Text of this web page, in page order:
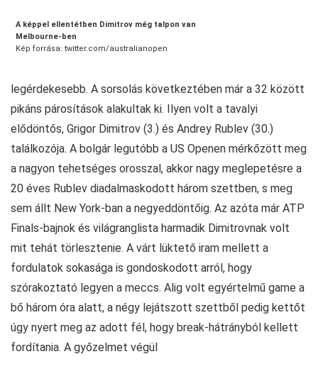
A képpel ellentétben Dimitrov még talpon van
Melbourne-ben
Kép forrása: twitter.com/australianopen
legérdekesebb. A sorsolás következtében már a 32 között
pikáns párosítások alakultak ki. Ilyen volt a tavalyi
elődöntős, Grigor Dimitrov (3.) és Andrey Rublev (30.)
találkozója. A bolgár legutóbb a US Openen mérkőzött meg
a nagyon tehetséges orosszal, akkor nagy meglepetésre a
20 éves Rublev diadalmaskodott három szettben, s meg
sem állt New York-ban a negyeddöntőig. Az azóta már ATP
Finals-bajnok és világranglista harmadik Dimitrovnak volt
mit tehát törlesztenie. A várt lüktető iram mellett a
fordulatok sokasága is gondoskodott arról, hogy
szórakoztató legyen a meccs. Alig volt egyértelmű game a
bő három óra alatt, a négy lejátszott szettből pedig kettőt
úgy nyert meg az adott fél, hogy break-hátrányból kellett
fordítania. A győzelmet végül